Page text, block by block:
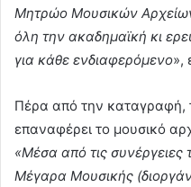
Μητρώο Μουσικών
όλη την ακαδημαϊκή κι
για κάθε ενδιαφερόμενο»,
Πέρα από την καταγραφή,
επαναφέρει το μουσικό
«Μέσα από τις συνέργειες
Μέγαρα Μουσικής